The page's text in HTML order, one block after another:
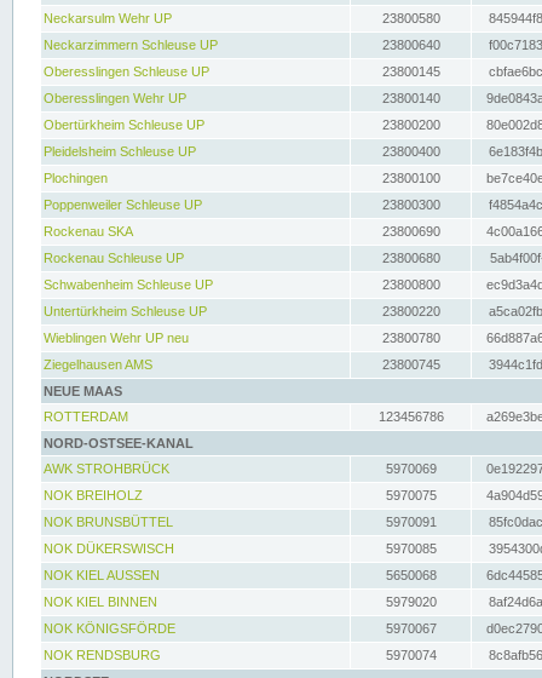
Neckarsulm Wehr UP
23800580
Neckarzimmern Schleuse UP
23800640
Oberesslingen Schleuse UP
23800145
Oberesslingen Wehr UP
23800140
Obertürkheim Schleuse UP
23800200
Pleidelsheim Schleuse UP
23800400
Plochingen
23800100
Poppenweiler Schleuse UP
23800300
Rockenau SKA
23800690
Rockenau Schleuse UP
23800680
Schwabenheim Schleuse UP
23800800
Untertürkheim Schleuse UP
23800220
Wieblingen Wehr UP neu
23800780
Ziegelhausen AMS
23800745
NEUE MAAS
ROTTERDAM
123456786
NORD-OSTSEE-KANAL
AWK STROHBRÜCK
5970069
NOK BREIHOLZ
5970075
NOK BRUNSBÜTTEL
5970091
NOK DÜKERSWISCH
5970085
NOK KIEL AUSSEN
5650068
NOK KIEL BINNEN
5979020
NOK KÖNIGSFÖRDE
5970067
NOK RENDSBURG
5970074